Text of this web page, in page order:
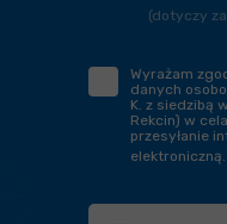
(dotyczy
Wyrażam
danych
K. z siedzibą
Rekcin) w
przesyłanie
elektroniczną.